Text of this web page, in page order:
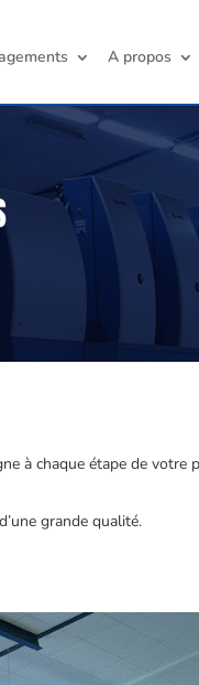
A propos
à chaque étape de votre
grande qualité.